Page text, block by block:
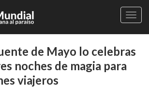
de Mayo lo celebras
noches de magia para
viajeros